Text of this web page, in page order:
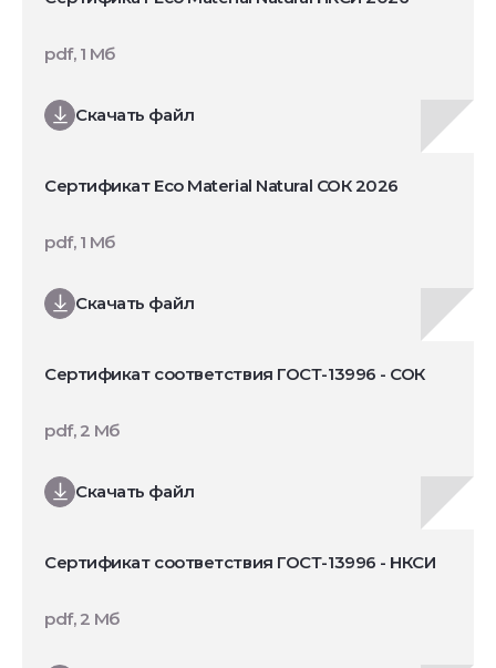
Скачать файл
pdf, 1 Мб
Сертификат Eco Material Natural СОК 2026
Скачать файл
pdf, 1 Мб
Сертификат соответствия ГОСТ-13996 - СОК
Скачать файл
pdf, 2 Мб
Сертификат соответствия ГОСТ-13996 - НКСИ
pdf, 2 Мб